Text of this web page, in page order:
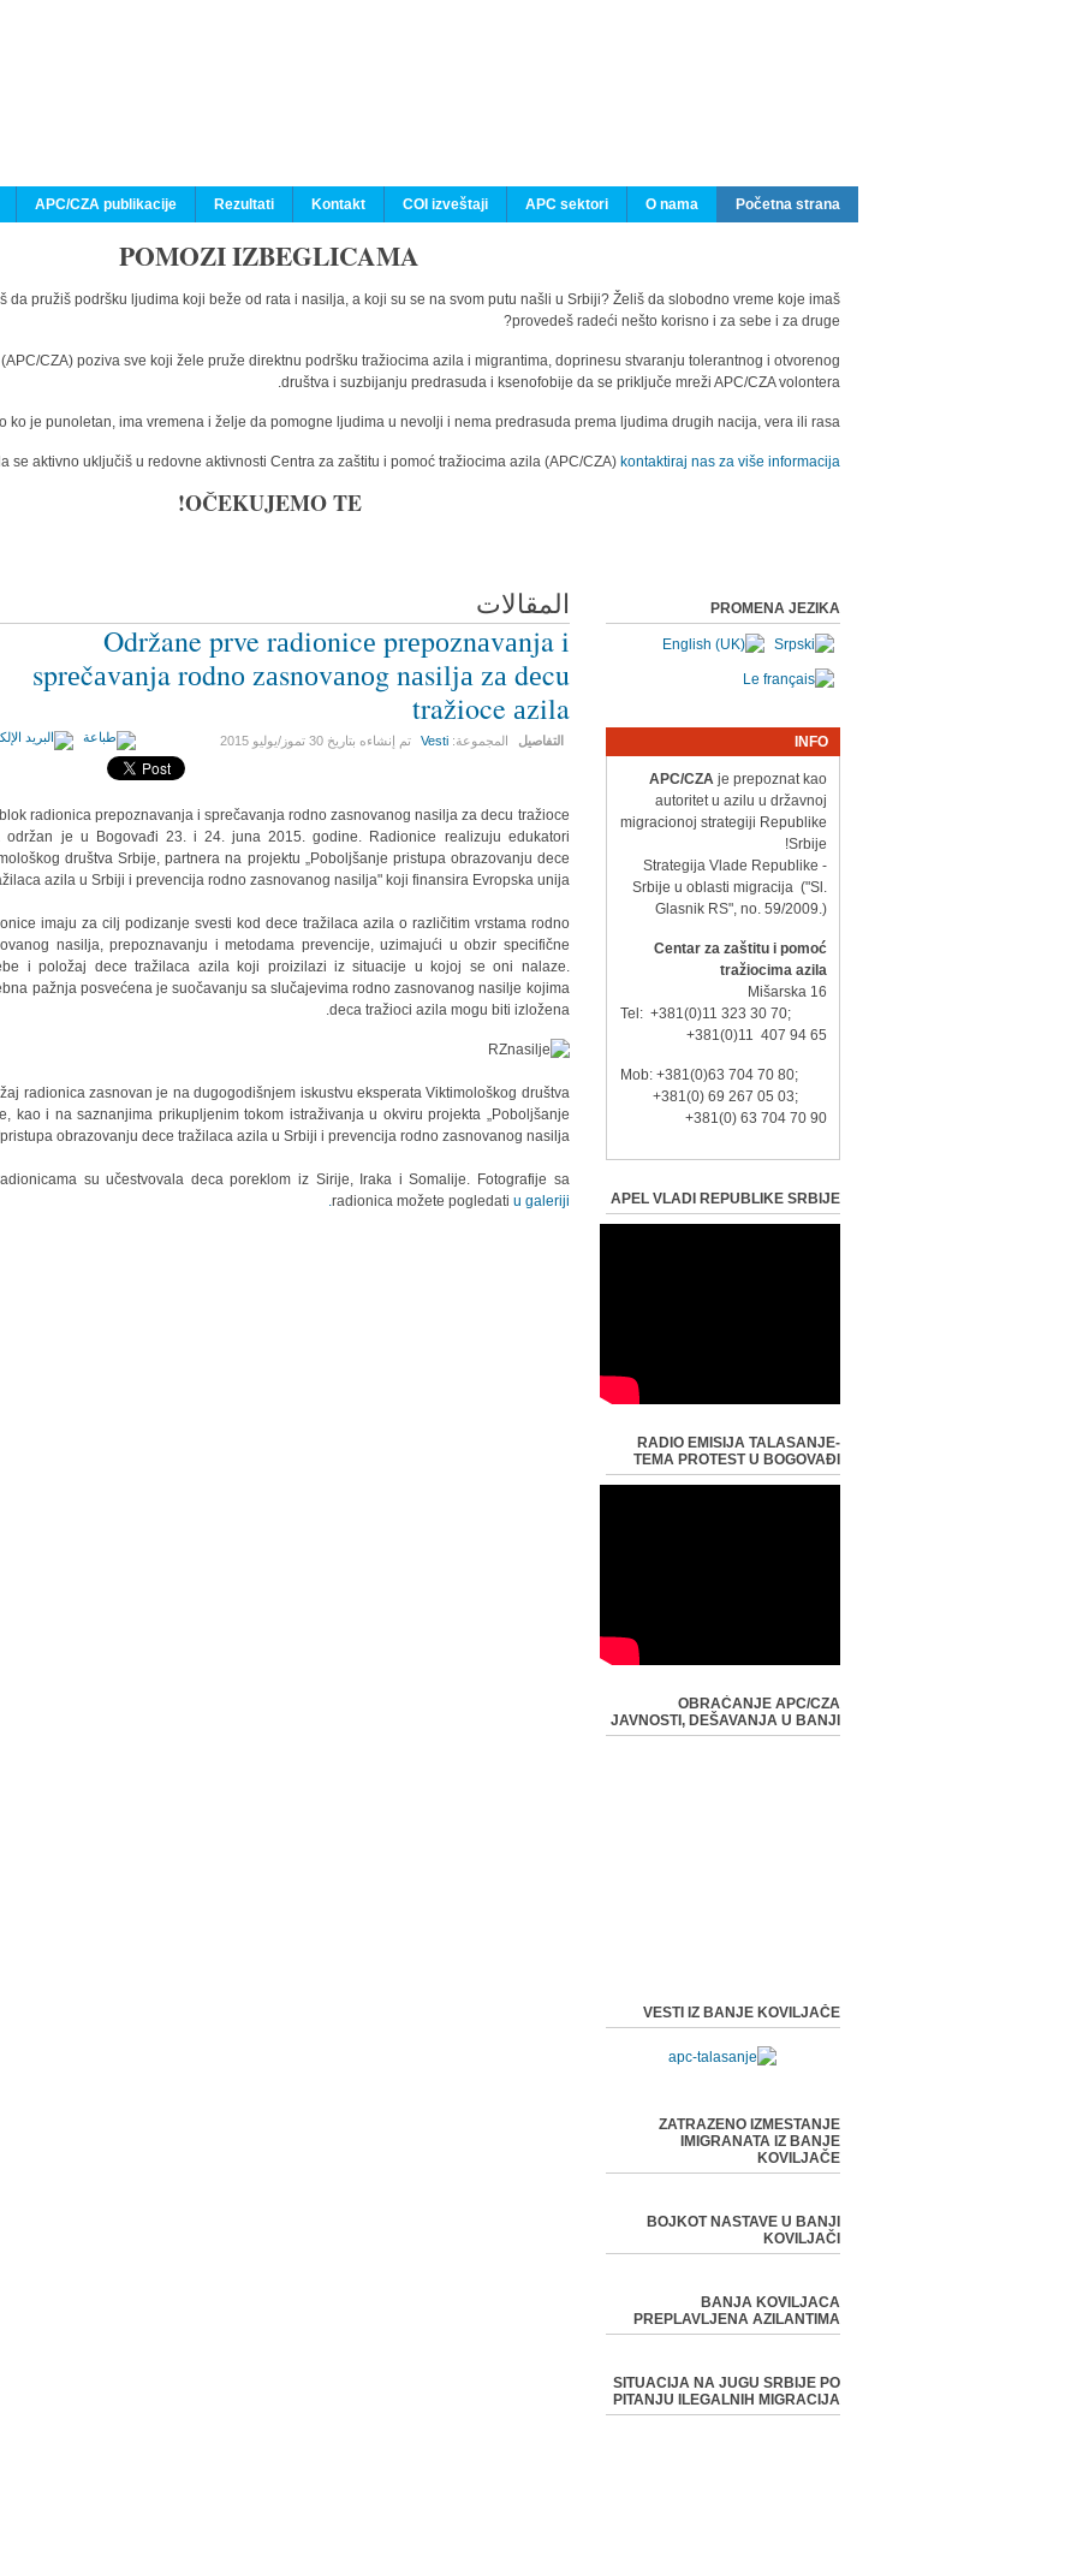
Početna strana
O nama
APC sektori
COI izveštaji
Kontakt
Rezultati
APC/CZA publikacije
POMOZI IZBEGLICAMA
da pružiš podršku ljudima koji beže od rata i nasilja, a koji su se na svom putu našli u Srbiji? Želiš da slobodno vreme koje imaš
provedeš radeći nešto korisno i za sebe i za druge?
CZA) poziva sve koji žele pruže direktnu podršku tražiocima azila i migrantima, doprinesu stvaranju tolerantnog i otvorenog
društva i suzbijanju predrasuda i ksenofobije da se priključe mreži APC/CZA volontera.
ko je punoletan, ima vremena i želje da pomogne ljudima u nevolji i nema predrasuda prema ljudima drugih nacija, vera ili rasa.
se aktivno uključiš u redovne aktivnosti Centra za zaštitu i pomoć tražiocima azila (APC/CZA) kontaktiraj nas za više informacija.
OČEKUJEMO TE!
المقالات
Održane prve rаdiоnicе prеpоznаvаnja i
sprеčаvаnja rоdnо zаsnоvаnоg nаsilја zа dеcu
tražioce аzila
التفاصيل المجموعة:Vesti تم إنشاءه بتاريخ30 تموز/يوليو 2015
radionica prepoznavanja i sprečavanja rodno zasnovanog nasilja za decu tražioce
održan je u Bogovađi 23. i 24. juna 2015. godine. Radionice realizuju edukatori
društva Srbije, partnera na projektu „Poboljšanje pristupa obrazovanju dece
azila u Srbiji i prevencija rodno zasnovanog nasilja" koji finansira Evropska unija.
imaju za cilj podizanje svesti kod dece tražilaca azila o različitim vrstama rodno
nasilja, prepoznavanju i metodama prevencije, uzimajući u obzir specifične
i položaj dece tražilaca azila koji proizilazi iz situacije u kojoj se oni nalaze.
pažnja posvećena je suočavanju sa slučajevima rodno zasnovanog nasilje kojima
deca tražioci azila mogu biti izložena.
radionica zasnovan je na dugogodišnjem iskustvu eksperata Viktimološkog društva
kao i na saznanjima prikupljenim tokom istraživanja u okviru projekta „Poboljšanje
pristupa obrazovanju dece tražilaca azila u Srbiji i prevencija rodno zasnovanog nasilja".
su učestvovala deca poreklom iz Sirije, Iraka i Somalije. Fotografije sa
radionica možete pogledati u galeriji.
PROMENA JEZIKA
INFO
APC/CZA je prepoznat kao
autoritet u azilu u državnoj
migracionoj strategiji Republike
Srbije!
- Strategija Vlade Republike
Srbije u oblasti migracija ("Sl.
Glasnik RS", no. 59/2009.)
Centar za zaštitu i pomoć
tražiocima azila
Mišarska 16
Tel: +381(0)11 323 30 70;
+381(0)11 407 94 65
Mob: +381(0)63 704 70 80;
+381(0) 69 267 05 03;
+381(0) 63 704 70 90
APEL VLADI REPUBLIKE SRBIJE
RADIO EMISIJA TALASANJE-
TEMA PROTEST U BOGOVAĐI
OBRAĆANJE APC/CZA
JAVNOSTI, DEŠAVANJA U BANJI
VESTI IZ BANJE KOVILJAČE
ZATRAZENO IZMESTANJE
IMIGRANATA IZ BANJE
KOVILJAČE
BOJKOT NASTAVE U BANJI
KOVILJAČI
BANJA KOVILJACA
PREPLAVLJENA AZILANTIMA
SITUACIJA NA JUGU SRBIJE PO
PITANJU ILEGALNIH MIGRACIJA